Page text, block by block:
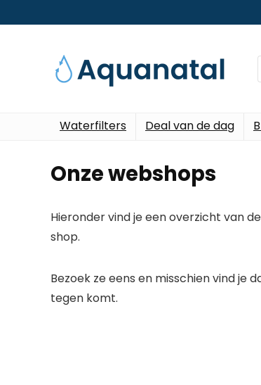
Waterfilters Deal van de dag
Onze webshops
Hieronder vind je een overzicht van
shop.
Bezoek ze eens en misschien vind je
tegen komt.